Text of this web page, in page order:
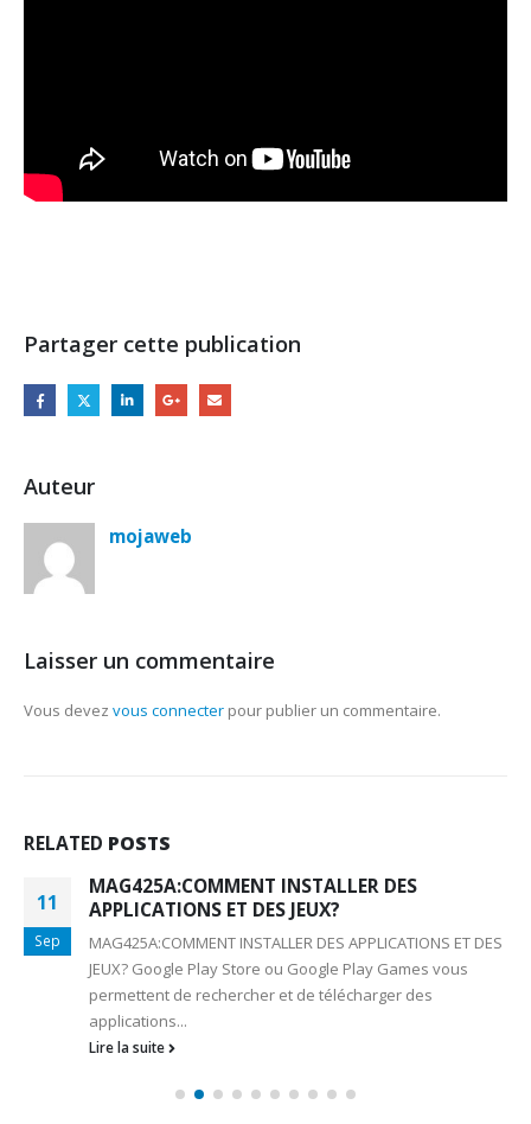
Partager cette publication
Auteur
mojaweb
Laisser un commentaire
Vous devez vous connecter pour publier un commentaire.
RELATED POSTS
11
Sep
MAG425A:COMMENT INSTALLER DES
APPLICATIONS ET DES JEUX?
MAG425A:COMMENT INSTALLER DES APPLICATIONS ET DES
JEUX? Google Play Store ou Google Play Games vous
permettent de rechercher et de télécharger des
applications...
Lire la suite